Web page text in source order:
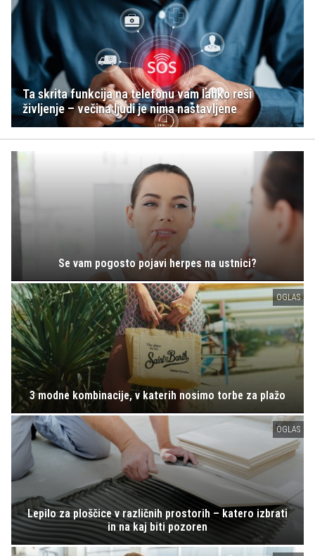
Ta skrita funkcija na telefonu vam lahko reši
življenje – večina ljudi je nima nastavljene
Se vam pogosto pojavi herpes na ustnici?
OGLAS
3 modne kombinacije, v katerih nosimo torbe za plažo
OGLAS
Lepilo za ploščice v različnih prostorih – katero izbrati
in na kaj biti pozoren